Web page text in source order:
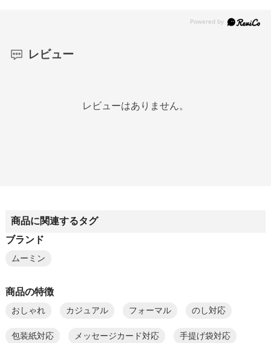
レビュー
レビューはありません。
商品に関連するタグ
ブランド
ムーミン
商品の特徴
おしゃれ カジュアル フォーマル のし対応
包装紙対応 メッセージカード対応 手提げ袋対応